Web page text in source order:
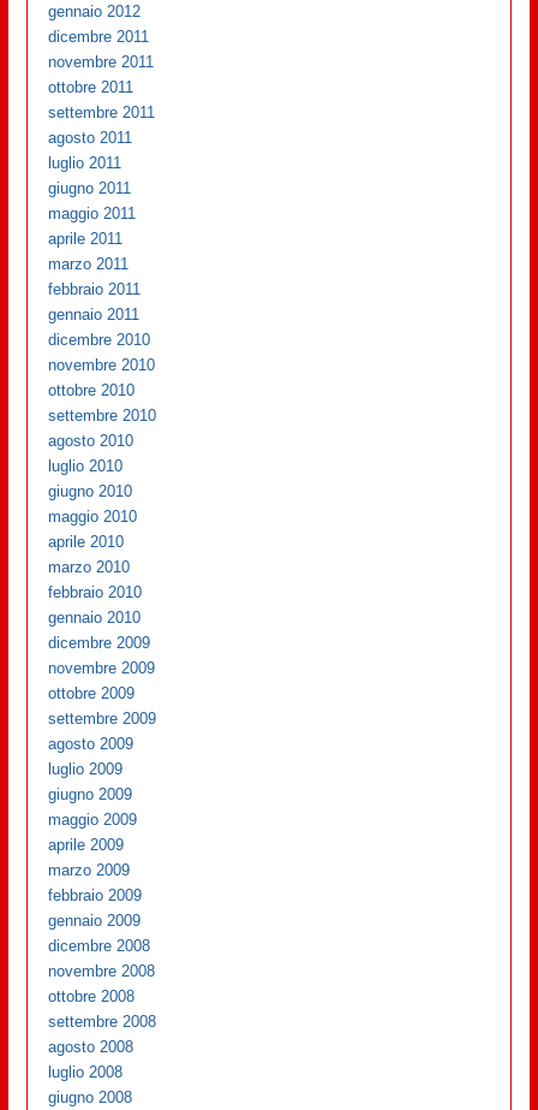
gennaio 2012
dicembre 2011
novembre 2011
ottobre 2011
settembre 2011
agosto 2011
luglio 2011
giugno 2011
maggio 2011
aprile 2011
marzo 2011
febbraio 2011
gennaio 2011
dicembre 2010
novembre 2010
ottobre 2010
settembre 2010
agosto 2010
luglio 2010
giugno 2010
maggio 2010
aprile 2010
marzo 2010
febbraio 2010
gennaio 2010
dicembre 2009
novembre 2009
ottobre 2009
settembre 2009
agosto 2009
luglio 2009
giugno 2009
maggio 2009
aprile 2009
marzo 2009
febbraio 2009
gennaio 2009
dicembre 2008
novembre 2008
ottobre 2008
settembre 2008
agosto 2008
luglio 2008
giugno 2008